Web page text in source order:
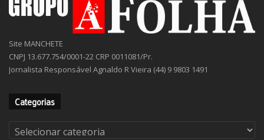
Site MANCHETE
CNPJ 13.677.754/0001-22 CRP 0011081/Pr.
Jornalista Responsável Agnaldo R Vieira (44) 9 9803 1491
Categorias
Categorias